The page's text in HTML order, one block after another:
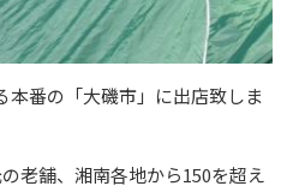
本番の「大磯市」に出店致しま
老舗、湘南各地から150を超え